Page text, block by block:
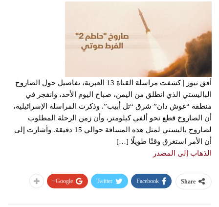
أفق نيوز | كشفت مراسلة القناة 13 العبرية، تفاصيل حول الصاروخ
الباليستي الذي انطلق من اليمن، صباح اليوم الأحد، وانفجر في
منطقة “غوش دان” شرق “تل أبيب”. وذكرت المراسلة الإسرائيلية،
أن الصاروخ قطع نحو ألفي كيلومتر، وأن زمن الرحلة المطلوب
لصاروخ باليستي لمثل هذه المسافة حوالي 15 دقيقة. وأشارت إلى
أن الأمر استغرق وقتًا طويلًا […]
الذهاب إلى المصدر
Share
Facebook
Twitter
Google+